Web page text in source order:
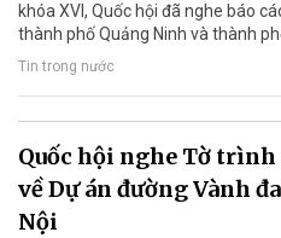
khóa XVI, Quốc hội đã nghe báo
thành phố Quảng Ninh và thành
Tin trong nước
Quốc hội nghe Tờ trình
về Dự án đường Vành
Nội